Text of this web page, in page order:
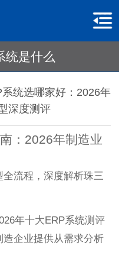
统是什么
统选哪家好：2026年
深度测评
：2026年制造业
流程，深度解析珠三
年十大ERP系统测评
企业提供从需求分析